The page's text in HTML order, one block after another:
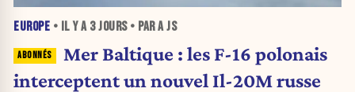
EUROPE • IL Y A 3 JOURS• PAR A JS
Mer Baltique : les F-16 polonais
interceptent un nouvel Il-20M russe